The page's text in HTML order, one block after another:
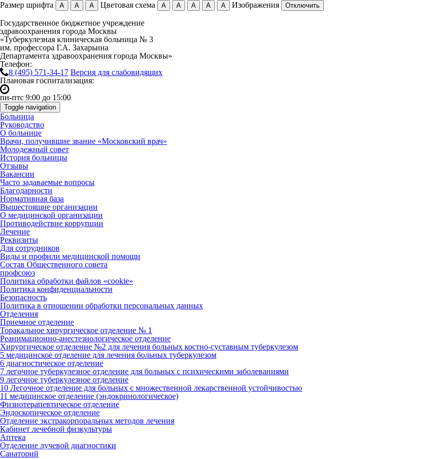
Размер шрифта А А А Цветовая схема А А А А А Изображения Отключить
Государственное бюджетное учреждение
здравоохранения города Москвы
«Туберкулезная клиническая больница № 3
им. профессора Г.А. Захарьина
Департамента здравоохранения города Москвы»
Телефон:
8 (495) 571-34-17 Версия для слабовидящих
Плановая госпитализация:
пн-птс 9:00 до 15:00
Toggle navigation
Больница
Руководство
О больнице
Врачи, получившие звание «Московский врач»
Молодежный совет
История больницы
Отзывы
Вакансии
Часто задаваемые вопросы
Благодарности
Нормативная база
Вышестоящие организации
О медицинской организации
Противодействие коррупции
Лечение
Реквизиты
Для сотрудников
Виды и профили медицинской помощи
Состав Общественного совета
профсоюз
Политика обработки файлов «cookie»
Политика конфиденциальности
Безопасность
Политика в отношении обработки персональных данных
Отделения
Приемное отделение
Торакальное хирургическое отделение № 1
Реанимационно-анестезиологическое отделение
Хирургическое отделение №2 для лечения больных костно-суставным туберкулезом
5 медицинское отделение для лечения больных туберкулезом
6 диагностическое отделение
7 легочное туберкулезное отделение для больных с психическими заболеваниями
9 легочное туберкулезное отделение
10 Легочное отделение для больных с множественной лекарственной устойчивостью
11 медицинское отделение (эндокринологическое)
Физиотерапевтическое отделение
Эндоскопическое отделение
Отделение экстракорпоральных методов лечения
Кабинет лечебной физкультуры
Аптека
Отделение лучевой диагностики
Санаторий